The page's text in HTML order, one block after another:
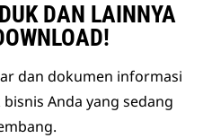
DAN LAINNYA
dan dokumen informasi
Anda yang sedang